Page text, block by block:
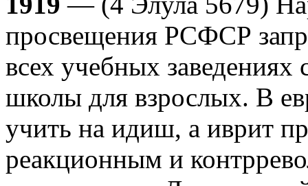
просвещения РСФСР
всех учебных
школы для взрослых. В
учить на идиш, а иврит
реакционным и